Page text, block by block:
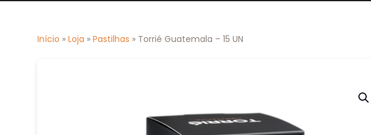
Início » Loja » Pastilhas » Torrié Guatemala – 15 UN